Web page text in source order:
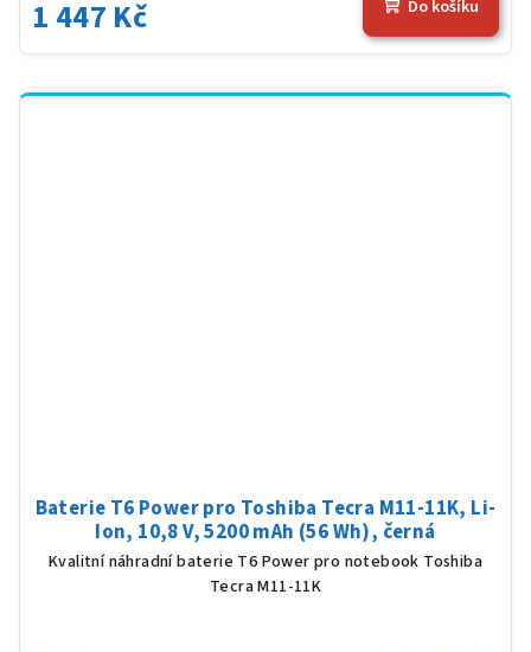
1 447 Kč Do košíku
Baterie T6 Power pro Toshiba Tecra M11-11K, Li-
Ion, 10,8 V, 5200 mAh (56 Wh), černá
Kvalitní náhradní baterie T6 Power pro notebook Toshiba
Tecra M11-11K